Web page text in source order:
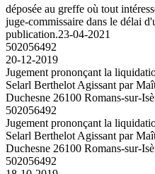
déposée au greffe où tout
juge-commissaire dans le délai
publication.23-04-2021
502056492
20-12-2019
Jugement prononçant la
Selarl Berthelot Agissant par
Duchesne 26100 Romans-sur-
502056492
Jugement prononçant la
Selarl Berthelot Agissant par
Duchesne 26100 Romans-sur-
502056492